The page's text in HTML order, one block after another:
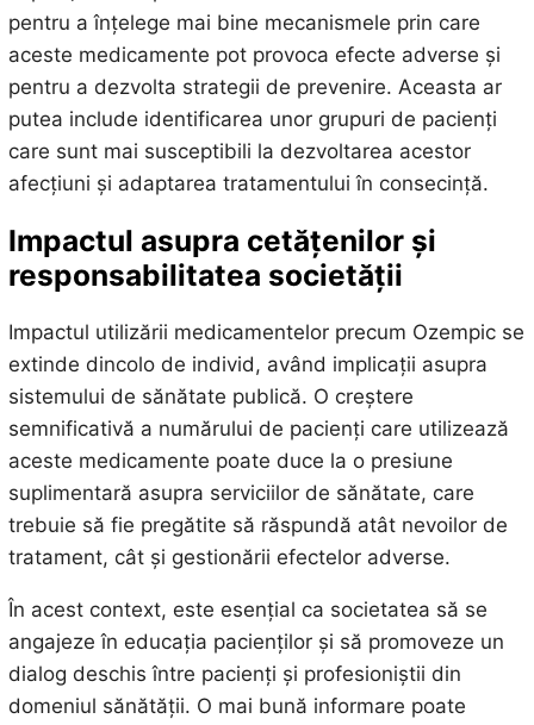
pentru a înțelege mai bine mecanismele prin care
aceste medicamente pot provoca efecte adverse și
pentru a dezvolta strategii de prevenire. Aceasta ar
putea include identificarea unor grupuri de pacienți
care sunt mai susceptibili la dezvoltarea acestor
afecțiuni și adaptarea tratamentului în consecință.
Impactul asupra cetățenilor și
responsabilitatea societății
Impactul utilizării medicamentelor precum Ozempic se
extinde dincolo de individ, având implicații asupra
sistemului de sănătate publică. O creștere
semnificativă a numărului de pacienți care utilizează
aceste medicamente poate duce la o presiune
suplimentară asupra serviciilor de sănătate, care
trebuie să fie pregătite să răspundă atât nevoilor de
tratament, cât și gestionării efectelor adverse.
În acest context, este esențial ca societatea să se
angajeze în educația pacienților și să promoveze un
dialog deschis între pacienți și profesioniștii din
domeniul sănătății. O mai bună informare poate